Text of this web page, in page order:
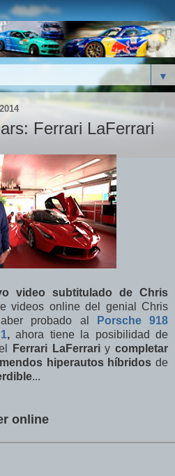
▼
Ferrari LaFerrari
video subtitulado de Chris
videos online del genial Chris
probado al
Porsche 918
,ahora tiene la posibilidad de
Ferrari LaFerrariy completar
hiperautos híbridos de
...
online